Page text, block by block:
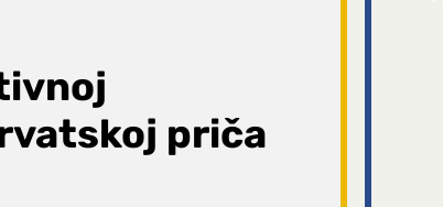
priča